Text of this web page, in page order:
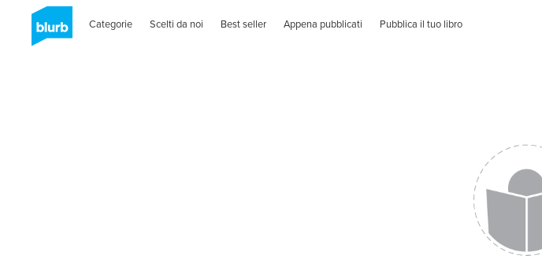
Categorie Scelti da noi Best seller Appena pubblicati Pubblica il tuo libro